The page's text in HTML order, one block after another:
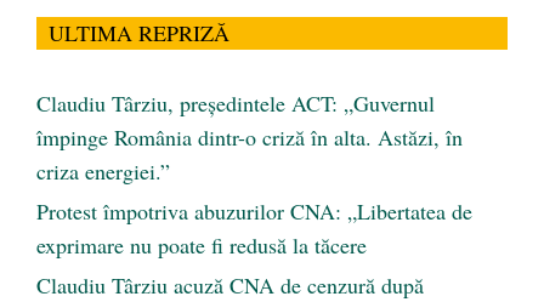
ULTIMA REPRIZĂ
Claudiu Târziu, președintele ACT: „Guvernul
împinge România dintr-o criză în alta. Astăzi, în
criza energiei.”
Protest împotriva abuzurilor CNA: „Libertatea de
exprimare nu poate fi redusă la tăcere
Claudiu Târziu acuză CNA de cenzură după